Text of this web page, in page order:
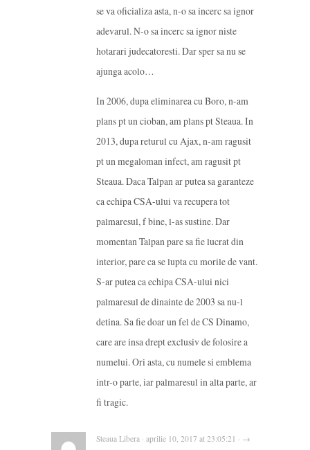
se va oficializa asta, n-o sa incerc sa ignor
adevarul. N-o sa incerc sa ignor niste
hotarari judecatoresti. Dar sper sa nu se
ajunga acolo…
In 2006, dupa eliminarea cu Boro, n-am
plans pt un cioban, am plans pt Steaua. In
2013, dupa returul cu Ajax, n-am ragusit
pt un megaloman infect, am ragusit pt
Steaua. Daca Talpan ar putea sa garanteze
ca echipa CSA-ului va recupera tot
palmaresul, f bine, l-as sustine. Dar
momentan Talpan pare sa fie lucrat din
interior, pare ca se lupta cu morile de vant.
S-ar putea ca echipa CSA-ului nici
palmaresul de dinainte de 2003 sa nu-l
detina. Sa fie doar un fel de CS Dinamo,
care are insa drept exclusiv de folosire a
numelui. Ori asta, cu numele si emblema
intr-o parte, iar palmaresul in alta parte, ar
fi tragic.
Steaua Libera · aprilie 10, 2017 at 23:05:21 · →